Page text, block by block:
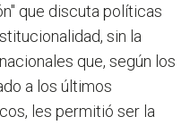
que discuta políticas
sin la
que, según los
a los últimos
les permitió ser la